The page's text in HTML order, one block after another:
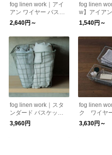
fog linen work｜アイ
アン ワイヤー バスケ
ット ラウンド fog li
nen work フォグリ
ネンワーク
2,640円～
fog linen
w】アイアン
フルーツ バ
ト fog
フォグリネ
1,540円～
fog linen work｜スタ
ンダード バスケット
M fog linen work
フォグリネンワーク
3,960円
fog linen
ク ワイヤ
ト
3,630円～